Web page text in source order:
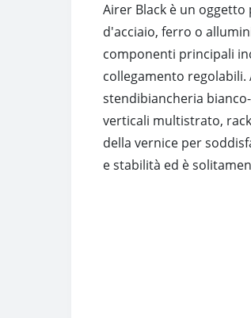
Airer Black è un
d'acciaio, ferro o
componenti principali
collegamento
stendibiancheria
verticali multistrato,
della vernice per
e stabilità ed è